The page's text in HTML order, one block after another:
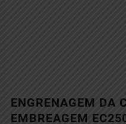
ENGRENAGEM DA
EMBREAGEM